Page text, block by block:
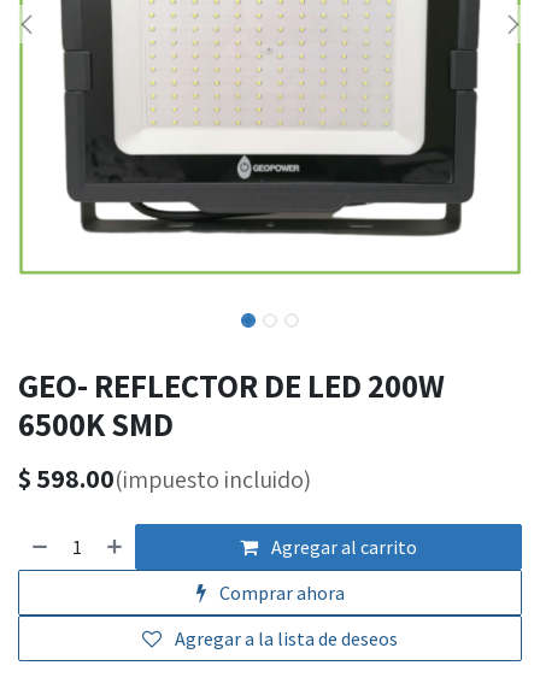
GEO- REFLECTOR DE LED 200W
6500K SMD
$ 598.00(impuesto incluido)
Agregar al carrito
Comprar ahora
Agregar a la lista de deseos